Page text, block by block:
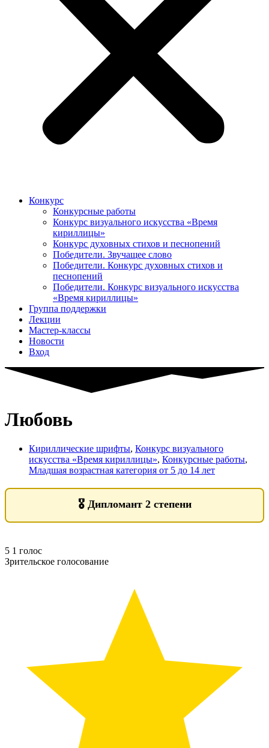
Конкурс
Конкурсные работы
Конкурс визуального искусства «Время
кириллицы»
Конкурс духовных стихов и песнопений
Победители. Звучащее слово
Победители. Конкурс духовных стихов и
песнопений
Победители. Конкурс визуального искусства
«Время кириллицы»
Группа поддержки
Лекции
Мастер-классы
Новости
Вход
Любовь
Кириллические шрифты, Конкурс визуального
искусства «Время кириллицы», Конкурсные работы,
Младшая возрастная категория от 5 до 14 лет
🎖️ Дипломант 2 степени
5 1 голос
Зрительское голосование